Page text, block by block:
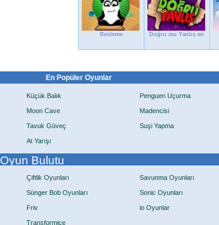
Besleme Doğru mu Yanlış mı
En Popüler Oyunlar
Küçük Balık Penguen Uçurma
Moon Cave Madencisi
Tavuk Güveç Suşi Yapma
At Yarışı
Oyun Bulutu
Çiftlik Oyunları Savunma Oyunları
Sünger Bob Oyunları Sonic Oyunları
Friv io Oyunlar
Transformice